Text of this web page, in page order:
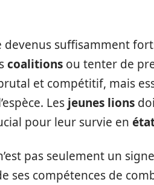
devenus suffisamment
coalitions ou tenter de
et compétitif, mais
Les jeunes lions
pour leur survie en
pas seulement un
ses compétences de